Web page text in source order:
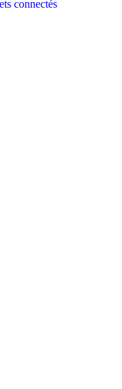
connectés